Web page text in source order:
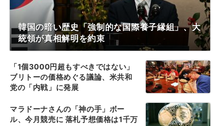
韓国の暗い歴史「強制的な国際養子縁組」、大
統領が真相解明を約束
「1個3000円超もすべきではない」
ブリトーの価格めぐる議論、米共和
党の「内戦」に発展
マラドーナさんの「神の手」ボー
ル、今月競売に 落札予想価格は1千万